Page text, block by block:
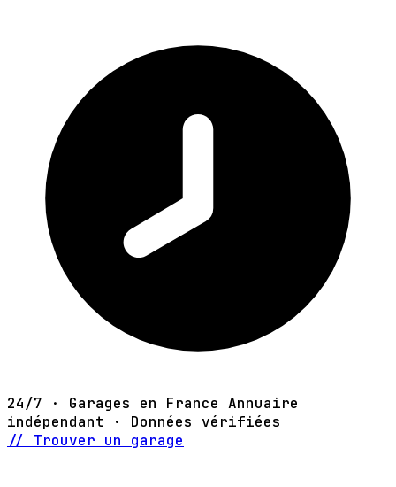
24/7 · Garages en France Annuaire
indépendant · Données vérifiées
// Trouver un garage